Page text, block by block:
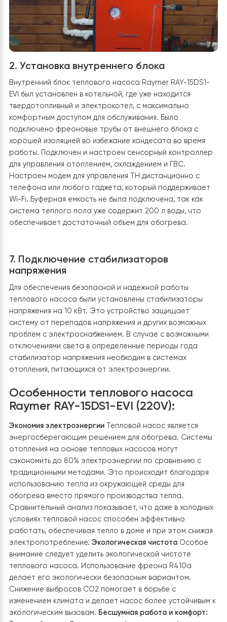
сооружения для защиты от неблагоприятных
условий. Фреоновая магистраль была хорошо
изолирована каучуковой и фольгированной лентой
уменьшения теплопотерь.
Внутренний блок теплового насоса Raymer RAY-
твердотопливный и электрокотел, с максимально
комфортным доступом для обслуживания. Было
подключено фреоновые трубы от внешнего блока с
хорошей изоляцией во избежание кондесата во
работы. Подключен и настроен сенсорный
для управления отоплением, охлаждением и ГВС.
Настроен модем для управления ТН дистанционно с
Wi-Fi. Буферная емкость не была подключена, так как
система теплого пола уже содержит 200 л воды, что
обеспечивает достаточный объем для обогрева.
7. Подключение стабилизаторов
напряжения
Для обеспечения безопасной и надежной работы
теплового насоса были установлены стабилизаторы
напряжения на 10 кВт. Это устройство защищает
систему от перепадов напряжения и других
проблем с электроснабжением. В случае с
отключениями света в определенные периоды года
стабилизатор напряжения необходим в системах
отопления, питающихся от электроэнергии.
Особенности теплового насоса